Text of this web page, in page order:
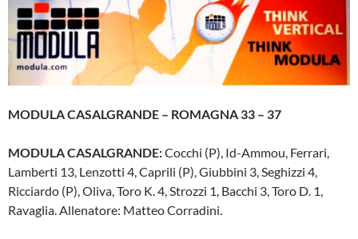
MODULA CASALGRANDE – ROMAGNA 33 – 37
MODULA CASALGRANDE:Cocchi (P), Id-Ammou, Ferrari,
Lamberti 13, Lenzotti 4, Caprili (P), Giubbini 3, Seghizzi 4,
Ricciardo (P), Oliva, Toro K. 4, Strozzi 1, Bacchi 3, Toro D. 1,
Ravaglia. Allenatore: Matteo Corradini.